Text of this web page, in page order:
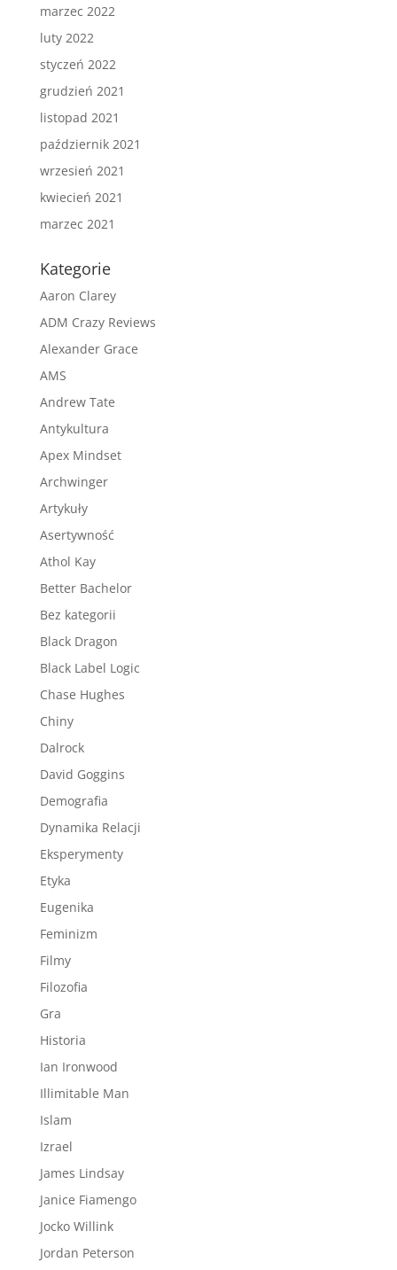
marzec 2022
luty 2022
styczeń 2022
grudzień 2021
listopad 2021
październik 2021
wrzesień 2021
kwiecień 2021
marzec 2021
Kategorie
Aaron Clarey
ADM Crazy Reviews
Alexander Grace
AMS
Andrew Tate
Antykultura
Apex Mindset
Archwinger
Artykuły
Asertywność
Athol Kay
Better Bachelor
Bez kategorii
Black Dragon
Black Label Logic
Chase Hughes
Chiny
Dalrock
David Goggins
Demografia
Dynamika Relacji
Eksperymenty
Etyka
Eugenika
Feminizm
Filmy
Filozofia
Gra
Historia
Ian Ironwood
Illimitable Man
Islam
Izrael
James Lindsay
Janice Fiamengo
Jocko Willink
Jordan Peterson